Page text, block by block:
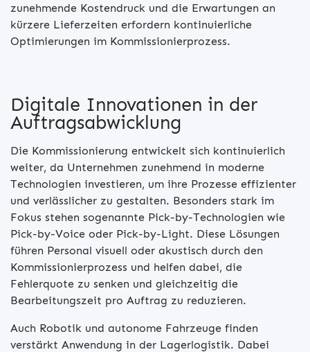
zunehmende Kostendruck und die Erwartungen an
kürzere Lieferzeiten erfordern kontinuierliche
Optimierungen im Kommissionierprozess.
Digitale Innovationen in der
Auftragsabwicklung
Die Kommissionierung entwickelt sich kontinuierlich
weiter, da Unternehmen zunehmend in moderne
Technologien investieren, um ihre Prozesse effizienter
und verlässlicher zu gestalten. Besonders stark im
Fokus stehen sogenannte Pick-by-Technologien wie
Pick-by-Voice oder Pick-by-Light. Diese Lösungen
führen Personal visuell oder akustisch durch den
Kommissionierprozess und helfen dabei, die
Fehlerquote zu senken und gleichzeitig die
Bearbeitungszeit pro Auftrag zu reduzieren.
Auch Robotik und autonome Fahrzeuge finden
verstärkt Anwendung in der Lagerlogistik. Dabei